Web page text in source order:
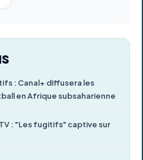
: Canal+ diffusera les
en Afrique subsaharienne
: "Les fugitifs" captive sur